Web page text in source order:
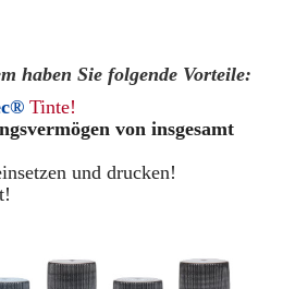
haben Sie folgende Vorteile:
Tinte!
von insgesamt
und drucken!